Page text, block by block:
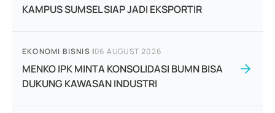
KAMPUS SUMSEL SIAP JADI EKSPORTIR
EKONOMI BISNIS |06 AUGUST 2026
MENKO IPK MINTA KONSOLIDASI BUMN BISA
DUKUNG KAWASAN INDUSTRI